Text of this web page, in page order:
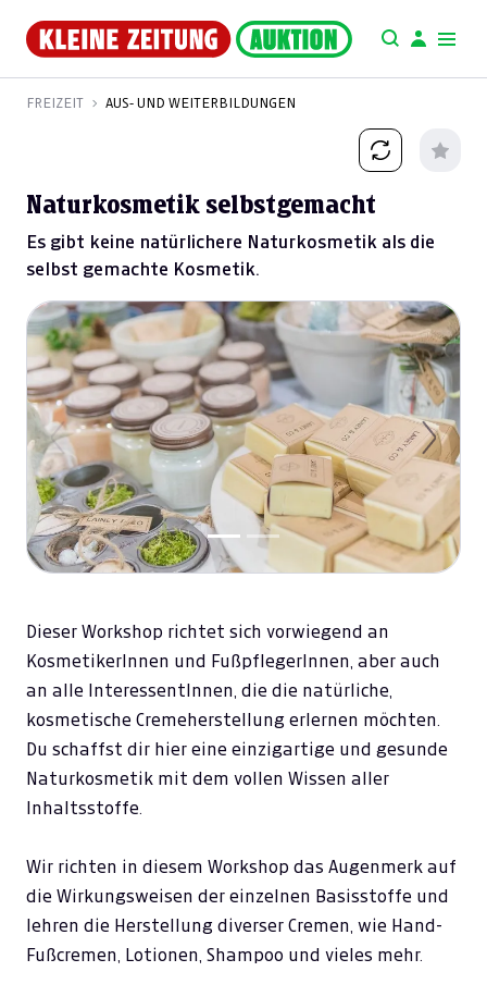
FREIZEIT AUS- UND WEITERBILDUNGEN
Naturkosmetik selbstgemacht
Es gibt keine natürlichere Naturkosmetik als die
selbst gemachte Kosmetik.
Previous Next
Dieser Workshop richtet sich vorwiegend an
KosmetikerInnen und FußpflegerInnen, aber auch
an alle InteressentInnen, die die natürliche,
kosmetische Cremeherstellung erlernen möchten.
Du schaffst dir hier eine einzigartige und gesunde
Naturkosmetik mit dem vollen Wissen aller
Inhaltsstoffe.
Wir richten in diesem Workshop das Augenmerk auf
die Wirkungsweisen der einzelnen Basisstoffe und
lehren die Herstellung diverser Cremen, wie Hand-
Fußcremen, Lotionen, Shampoo und vieles mehr.